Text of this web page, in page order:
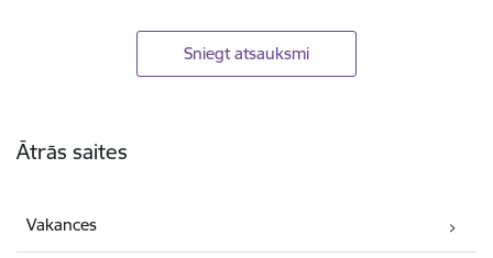
Sniegt atsauksmi
Ātrās saites
Vakances